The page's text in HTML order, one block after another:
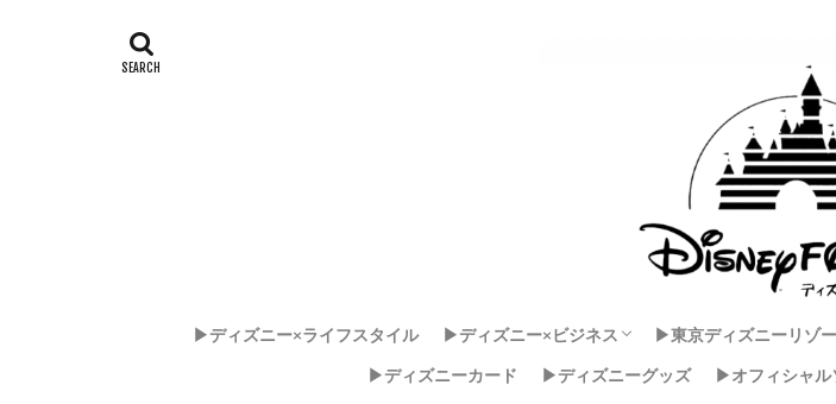
▶︎ディズニー×ライフスタイル ▶︎ディズニー×ビジネス
ディズニー × 健康
ディズニダンサーセカンドキャリア
ディズニー×マインド
▶︎東京ディズニーリゾ
東京ディズニーランド
東京ディズニーシー
▶︎ディズニーカード
▶︎ディズニーグッズ ▶︎オフィシャル